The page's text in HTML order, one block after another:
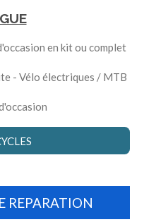
en kit ou complet
- Vélo électriques / MTB
REPARATION